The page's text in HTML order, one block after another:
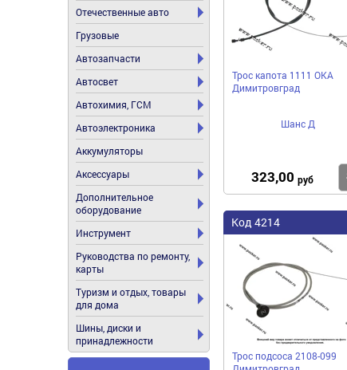
Отечественные авто
Грузовые
Автозапчасти
Автосвет
Автохимия, ГСМ
Автоэлектроника
Аккумуляторы
Аксессуары
Дополнительное
оборудование
Инструмент
Руководства по ремонту,
карты
Туризм и отдых, товары
для дома
Шины, диски и
принадлежности
Трос капота 1111 ОКА
Димитровград
Шанс Д
323,00 руб
Код 4214
Трос подсоса 2108-099